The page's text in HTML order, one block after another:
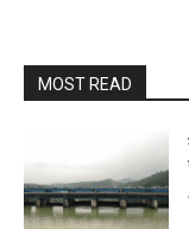
MOST READ